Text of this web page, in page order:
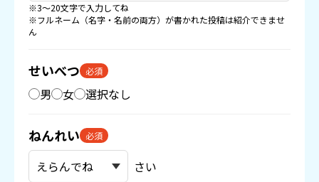
※3〜20文字で入力してね
※フルネーム（名字・名前の両方）が書かれた投稿は紹介できませ
ん
せいべつ 必須
男 女 選択なし
ねんれい 必須
さい